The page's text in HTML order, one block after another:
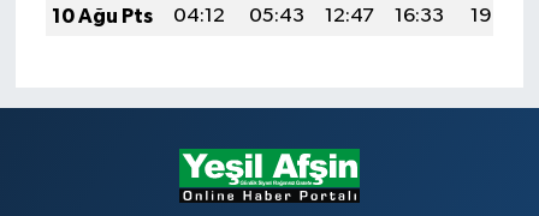
10 Ağu Pts
04:12 05:43 12:47 16:33 19:42